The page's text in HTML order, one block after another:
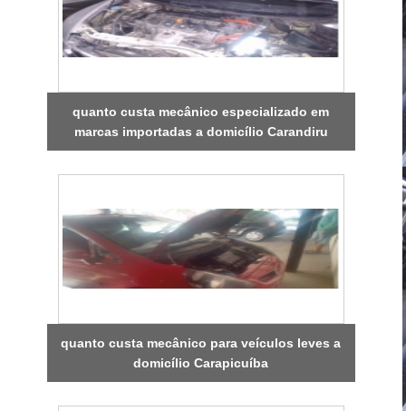
quanto custa mecânico especializado em
marcas importadas a domicílio Carandiru
quanto custa mecânico para veículos leves a
domicílio Carapicuíba